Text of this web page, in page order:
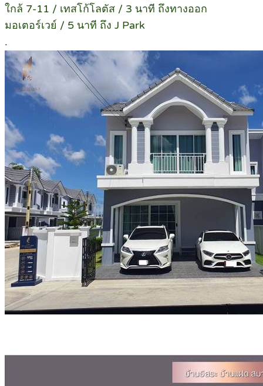
ใกล้ 7-11 / เทสโก้โลตัส / 3 นาที ถึงทางออก
มอเตอร์เวย์ / 5 นาที ถึง J Park
.